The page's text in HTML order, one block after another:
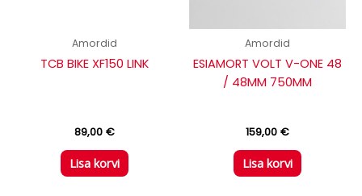
Amordid
TCB BIKE XF150 LINK
89,00 €
Lisa korvi
Amordid
ESIAMORT VOLT V-ONE 48
/ 48MM 750MM
159,00 €
Lisa korvi